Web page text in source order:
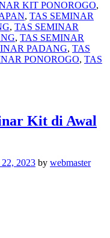
KIT PONOROGO,
, TAS SEMINAR
, TAS SEMINAR
, TAS SEMINAR
PADANG, TAS
PONOROGO, TAS
Kit di Awal
2023 by webmaster